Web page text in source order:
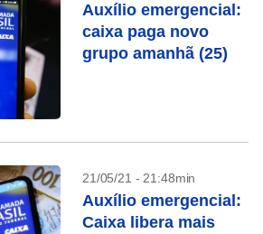
Auxílio emergencial:
caixa paga novo
grupo amanhã (25)
21/05/21 - 21:48min
Auxílio emergencial:
Caixa libera mais